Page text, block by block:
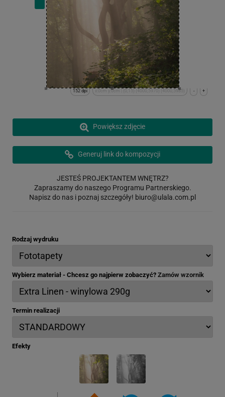
+
-
x:0cm y:0cm | (0,15) (4000,5970) (4000,5985)
152 dpi
Powiększ zdjęcie
Generuj link do kompozycji
JESTEŚ PROJEKTANTEM WNĘTRZ?
Zapraszamy do naszego Programu Partnerskiego.
Napisz do nas i poznaj szczegóły! biuro@ulala.com.pl
Rodzaj wydruku
Wybierz materiał - Chcesz go najpierw zobaczyć? Zamów wzornik
Termin realizacji
Efekty